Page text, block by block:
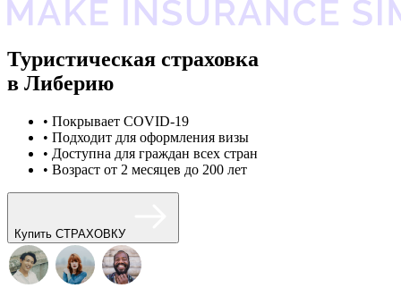
Туристическая страховка
в Либерию
• Покрывает COVID-19
• Подходит для оформления визы
• Доступна для граждан всех стран
• Возраст от 2 месяцев до 200 лет
Купить СТРАХОВКУ